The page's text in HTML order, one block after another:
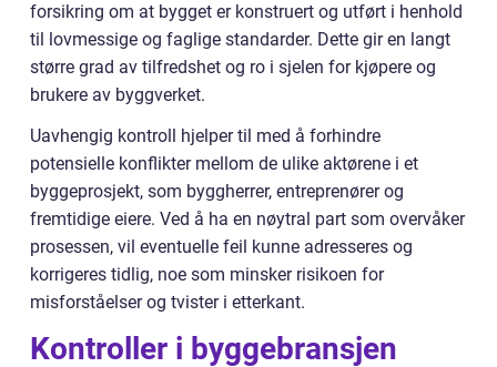
forsikring om at bygget er konstruert og utført i henhold
til lovmessige og faglige standarder. Dette gir en langt
større grad av tilfredshet og ro i sjelen for kjøpere og
brukere av byggverket.
Uavhengig kontroll hjelper til med å forhindre
potensielle konflikter mellom de ulike aktørene i et
byggeprosjekt, som byggherrer, entreprenører og
fremtidige eiere. Ved å ha en nøytral part som overvåker
prosessen, vil eventuelle feil kunne adresseres og
korrigeres tidlig, noe som minsker risikoen for
misforståelser og tvister i etterkant.
Kontroller i byggebransjen